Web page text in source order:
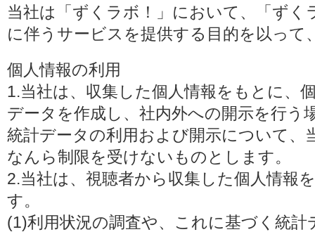
当社は「ずくラボ！」において、「ず
に伴うサービスを提供する目的を以って
個人情報の利用
1.当社は、収集した個人情報をもとに、
データを作成し、社内外への開示を行う
統計データの利用および開示について、
なんら制限を受けないものとします。
2.当社は、視聴者から収集した個人情報
す。
(1)利用状況の調査や、これに基づく統